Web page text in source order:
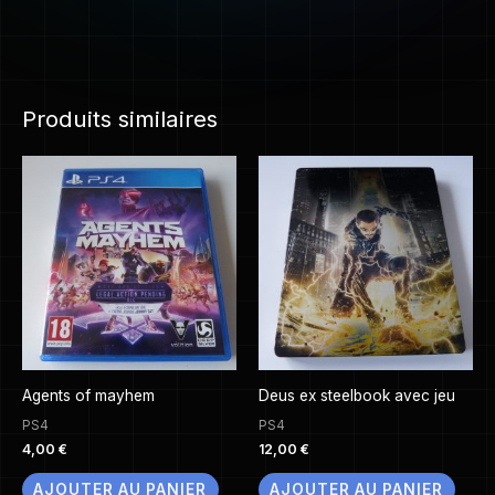
Produits similaires
Agents of mayhem
PS4
4,00 €
AJOUTER AU PANIER
Deus ex steelbook avec jeu
PS4
12,00 €
AJOUTER AU PANIER